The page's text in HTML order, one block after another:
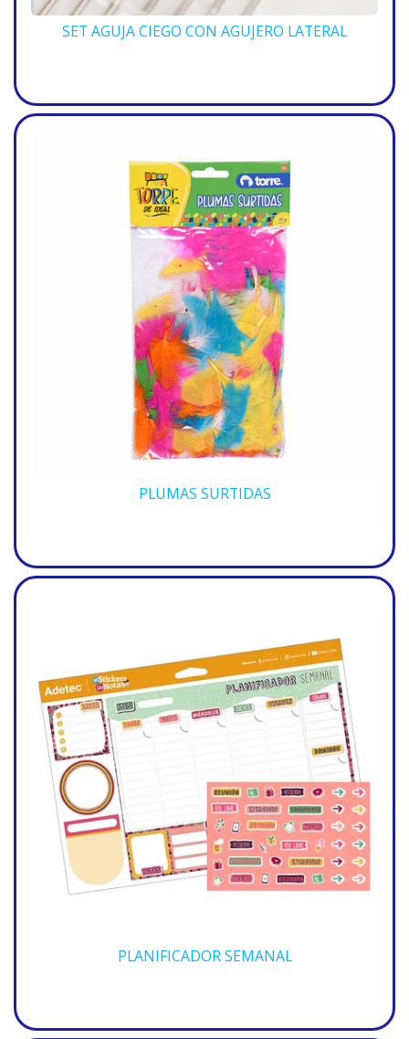
SET AGUJA CIEGO CON AGUJERO LATERAL
PLUMAS SURTIDAS
PLANIFICADOR SEMANAL